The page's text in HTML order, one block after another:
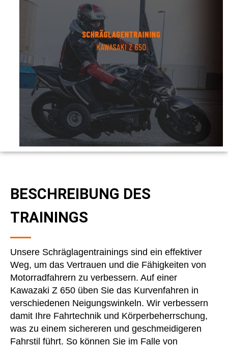
BESCHREIBUNG DES
TRAININGS
Unsere Schräglagentrainings sind ein effektiver
Weg, um das Vertrauen und die Fähigkeiten von
Motorradfahrern zu verbessern. Auf einer
Kawazaki Z 650 üben Sie das Kurvenfahren in
verschiedenen Neigungswinkeln. Wir verbessern
damit Ihre Fahrtechnik und Körperbeherrschung,
was zu einem sichereren und geschmeidigeren
Fahrstil führt. So können Sie im Falle von